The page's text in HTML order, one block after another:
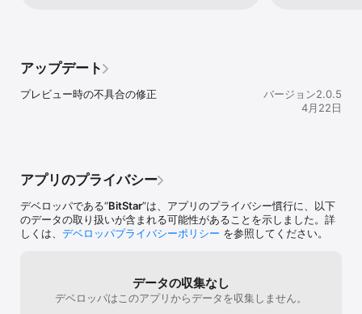
逆にパソコン上のファイルを、サーバー上の指定フォルダにアッ
プロードすれば
※日本語名のファイルを転送する場合は FTPクライアント側の設
iOSの独自の機能で直接閲覧することができますし、アプリ連携で
渡して閲覧・編集することも可能です。
※さくらぽけっとは、さくらインターネットで提供している「さくら
本アプリをご利用いただくために、「さくらのレンタルサーバ」
スタンダード以上
もしくは、「さくらのマネージドサーバ」のご利用必須となりま
レンタルサーバ
仕様上、機種
アップデート
プレビュー時の不具合の修正
バージョン2.0.5
4月22日
アプリのプライバシー
デベロッパである“BitStar”は、アプリのプライバシー慣行に、以下
のデータの取り扱いが含まれる可能性があることを示しました。詳
しくは、 デベロッパプライバシーポリシー を参照してください。
データの収集なし
デベロッパはこのアプリからデータを収集しません。